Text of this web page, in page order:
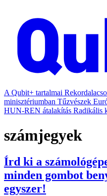
A Qubit+ tartalmai
minisztériumban Tűzvészek
HUN-REN átalakítás Radikális
számjegyek
Írd ki a
minden gombot
egyszer!